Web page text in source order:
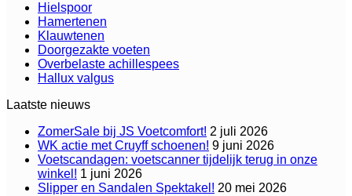
Hielspoor
Hamertenen
Klauwtenen
Doorgezakte voeten
Overbelaste achillespees
Hallux valgus
Laatste nieuws
ZomerSale bij JS Voetcomfort! 2 juli 2026
WK actie met Cruyff schoenen! 9 juni 2026
Voetscandagen: voetscanner tijdelijk terug in onze
winkel! 1 juni 2026
Slipper en Sandalen Spektakel! 20 mei 2026